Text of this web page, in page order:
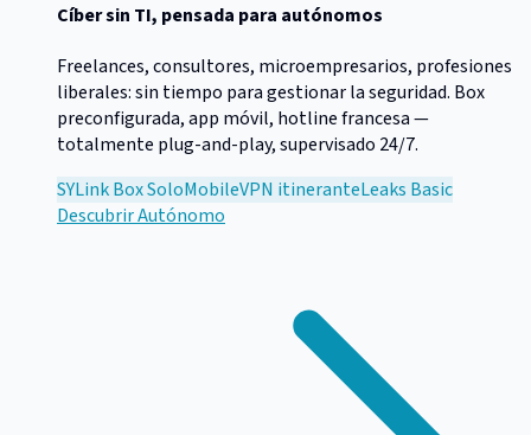
Cíber sin TI, pensada para autónomos
Freelances, consultores, microempresarios, profesiones
liberales: sin tiempo para gestionar la seguridad. Box
preconfigurada, app móvil, hotline francesa —
totalmente plug-and-play, supervisado 24/7.
SYLink Box SoloMobileVPN itineranteLeaks Basic
DescubrirAutónomo